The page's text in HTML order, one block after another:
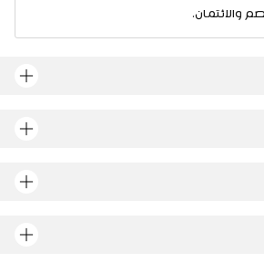
والائتمان.